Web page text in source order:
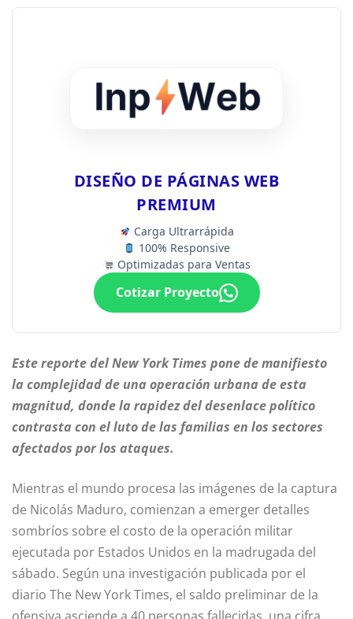
DISEÑO DE PÁGINAS WEB
PREMIUM
Carga Ultrarrápida
100% Responsive
Optimizadas para Ventas
Cotizar Proyecto
Este reporte del New York Times pone de manifiesto
la complejidad de una operación urbana de esta
magnitud, donde la rapidez del desenlace político
contrasta con el luto de las familias en los sectores
afectados por los ataques.
Mientras el mundo procesa las imágenes de la captura
de Nicolás Maduro, comienzan a emerger detalles
sombríos sobre el costo de la operación militar
ejecutada por Estados Unidos en la madrugada del
sábado. Según una investigación publicada por el
diario The New York Times, el saldo preliminar de la